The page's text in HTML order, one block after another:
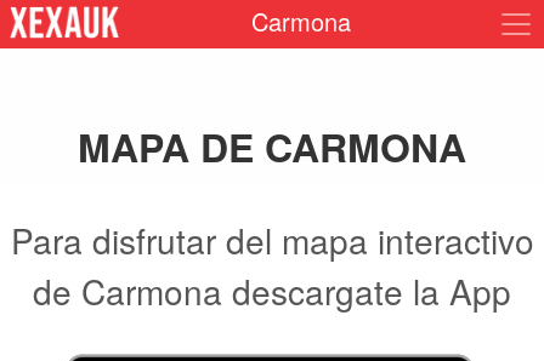
Carmona
MAPA DE CARMONA
Para disfrutar del mapa interactivo
de Carmona descargate la App